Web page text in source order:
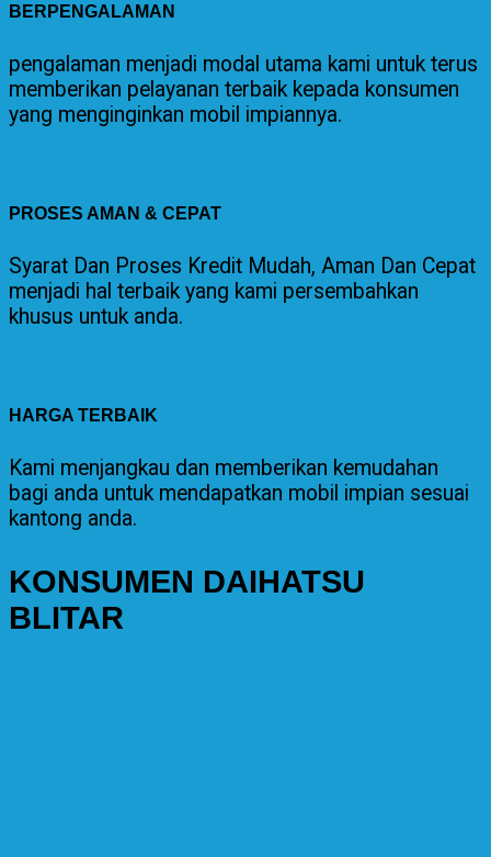
BERPENGALAMAN
pengalaman menjadi modal utama kami untuk terus
memberikan pelayanan terbaik kepada konsumen
yang menginginkan mobil impiannya.
PROSES AMAN & CEPAT
Syarat Dan Proses Kredit Mudah, Aman Dan Cepat
menjadi hal terbaik yang kami persembahkan
khusus untuk anda.
HARGA TERBAIK
Kami menjangkau dan memberikan kemudahan
bagi anda untuk mendapatkan mobil impian sesuai
kantong anda.
KONSUMEN DAIHATSU
BLITAR